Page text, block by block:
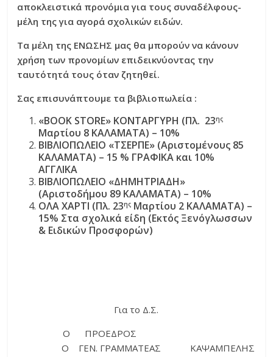
αποκλειστικά προνόμια για τους συναδέλφους-
μέλη της για αγορά σχολικών ειδών.
Τα μέλη της ΕΝΩΣΗΣ μας θα μπορούν να κάνουν
χρήση των προνομίων επιδεικνύοντας την
ταυτότητά τους όταν ζητηθεί.
Σας επισυνάπτουμε τα βιβλιοπωλεία :
«BOOK STORE» ΚΟΝΤΑΡΓΥΡΗ (Πλ. 23ης
Μαρτίου 8 ΚΑΛΑΜΑΤΑ) – 10%
ΒΙΒΛΙΟΠΩΛΕΙΟ «ΤΣΕΡΠΕ» (Αριστομένους 85
ΚΑΛΑΜΑΤΑ) – 15 % ΓΡΑΦΙΚΑ και 10%
ΑΓΓΛΙΚΑ
ΒΙΒΛΙΟΠΩΛΕΙΟ «ΔΗΜΗΤΡΙΑΔΗ»
(Αριστοδήμου 89 ΚΑΛΑΜΑΤΑ) – 10%
ΟΛΑ ΧΑΡΤΙ (Πλ. 23ης Μαρτίου 2 ΚΑΛΑΜΑΤΑ) –
15% Στα σχολικά είδη (Εκτός Ξενόγλωσσων
& Ειδικών Προσφορών)
Για το Δ.Σ.
Ο ΠΡΟΕΔΡΟΣ
Ο ΓΕΝ. ΓΡΑΜΜΑΤΕΑΣ ΚΑΨΑΜΠΕΛΗΣ